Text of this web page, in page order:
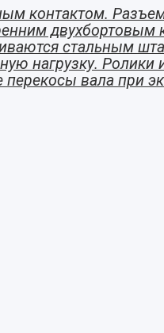
контактом.
двухбортовым
стальным
нагрузку. Ролики
вала при